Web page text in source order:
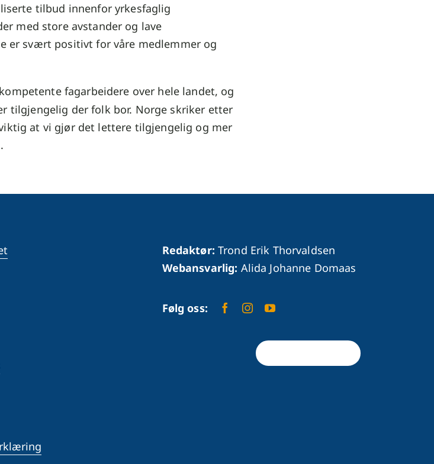
tilbud innenfor yrkesfaglig
med store avstander og lave
er svært positivt for våre medlemmer og
fagarbeidere over hele landet, og
tilgjengelig der folk bor. Norge skriker etter
at vi gjør det lettere tilgjengelig og mer
Redaktør: Trond Erik Thorvaldsen
Webansvarlig: Alida Johanne Domaas
Følg oss: